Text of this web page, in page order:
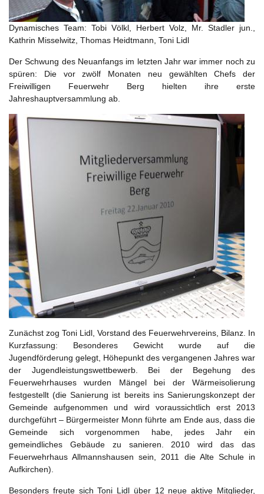
Dynamisches Team: Tobi Völkl, Herbert Volz, Mr. Stadler jun.,
Kathrin Misselwitz, Thomas Heidtmann, Toni Lidl
Der Schwung des Neuanfangs im letzten Jahr war immer noch zu
spüren: Die vor zwölf Monaten neu gewählten Chefs der
Freiwilligen Feuerwehr Berg hielten ihre erste
Jahreshauptversammlung ab.
Zunächst zog Toni Lidl, Vorstand des Feuerwehrvereins, Bilanz. In
Kurzfassung: Besonderes Gewicht wurde auf die
Jugendförderung gelegt, Höhepunkt des vergangenen Jahres war
der Jugendleistungswettbewerb. Bei der Begehung des
Feuerwehrhauses wurden Mängel bei der Wärmeisolierung
festgestellt (die Sanierung ist bereits ins Sanierungskonzept der
Gemeinde aufgenommen und wird voraussichtlich erst 2013
durchgeführt – Bürgermeister Monn führte am Ende aus, dass die
Gemeinde sich vorgenommen habe, jedes Jahr ein
gemeindliches Gebäude zu sanieren. 2010 wird das das
Feuerwehrhaus Allmannshausen sein, 2011 die Alte Schule in
Aufkirchen).
Besonders freute sich Toni Lidl über 12 neue aktive Mitglieder,